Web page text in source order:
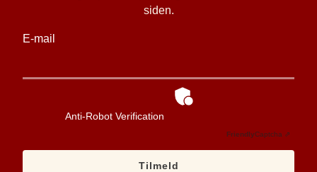
siden.
E-mail
Anti-Robot Verification
FriendlyCaptcha ⇗
Tilmeld